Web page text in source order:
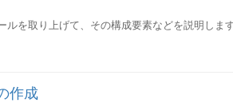
を取り上げて、その構成要素などを説明します
す。
ロールに割り当てることによって、ユーザま
作成